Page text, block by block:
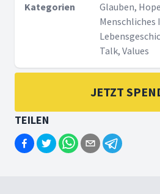
Kategorien
Glauben,
Menschliches
Talk, Values
JETZT
TEILEN